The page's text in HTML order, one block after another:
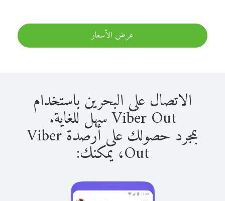
عرض الأسعار
الاتصال على البحرين باستخدام
Viber Out سهل للغاية.
بمجرد حصولك على أرصدة Viber
Out، يمكنك: